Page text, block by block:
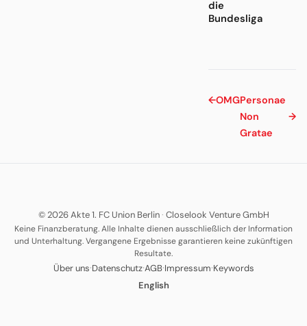
die
Bundesliga
←OMGPersonae
Non
Gratae
→
© 2026 Akte 1. FC Union Berlin· Closelook Venture GmbH
Keine Finanzberatung. Alle Inhalte dienen ausschließlich der Information
und Unterhaltung. Vergangene Ergebnisse garantieren keine zukünftigen
Resultate.
Über uns·Datenschutz·AGB·Impressum·Keywords
English